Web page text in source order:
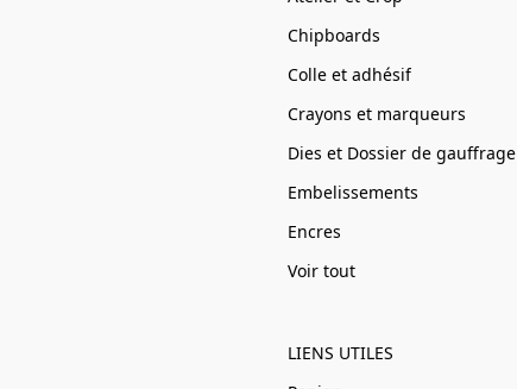
Chipboards
Colle et adhésif
Crayons et marqueurs
Dies et Dossier de gauffrage
Embelissements
Encres
Voir tout
LIENS UTILES